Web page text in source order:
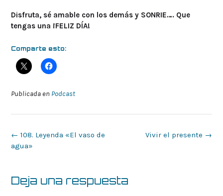
Disfruta, sé amable con los demás y SONRIE…. Que
tengas una ¡FELIZ DÍA!
Comparte esto:
Publicada en Podcast
Navegación
de
Vivir el presente →
← 108. Leyenda «El vaso de
agua»
Deja una respuesta